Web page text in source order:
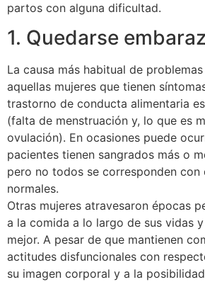
partos con alguna dificultad.
1. Quedarse
La causa más habitual de
aquellas mujeres que tienen
trastorno de conducta alimentaria
(falta de menstruación y, lo que es
ovulación). En ocasiones puede
pacientes tienen sangrados más o
pero no todos se corresponden con
normales.
Otras mujeres atravesaron épocas
a la comida a lo largo de sus vidas
mejor. A pesar de que mantienen
actitudes disfuncionales con
su imagen corporal y a la